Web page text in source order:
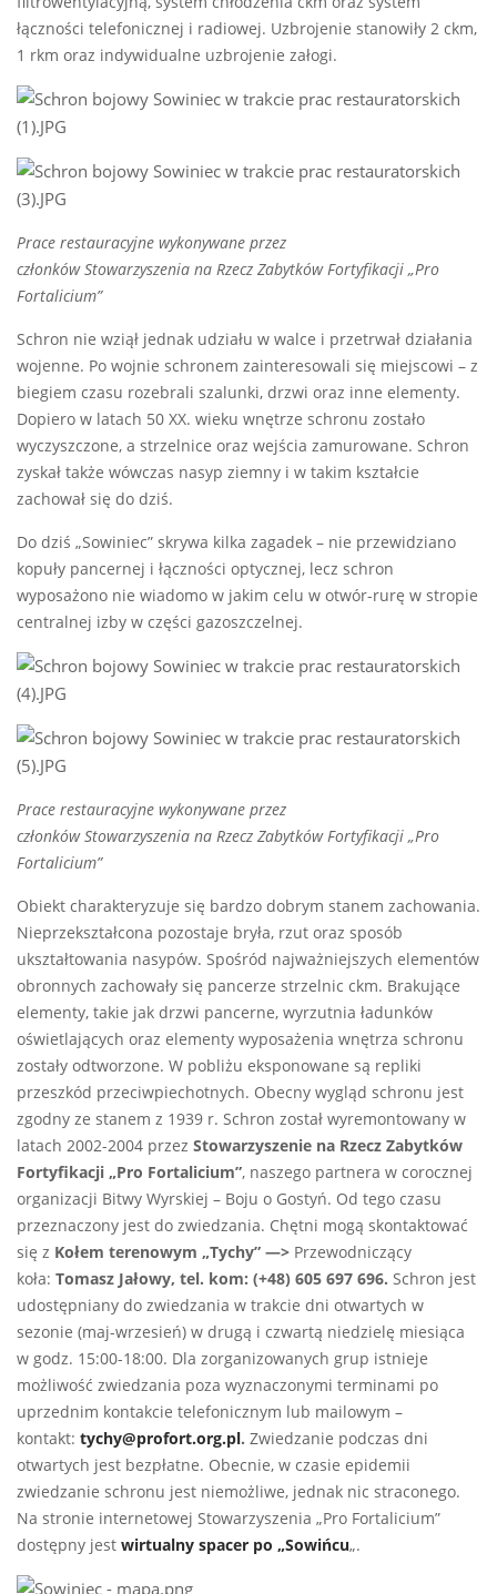
łączności telefonicznej i radiowej. Uzbrojenie stanowiły 2 ckm,
1 rkm oraz indywidualne uzbrojenie załogi.
Prace restauracyjne wykonywane przez
członkówStowarzyszenia na Rzecz Zabytków Fortyfikacji „Pro
Fortalicium”
Schron nie wziął jednak udziału w walce i przetrwał działania
wojenne. Po wojnie schronem zainteresowali się miejscowi – z
biegiem czasu rozebrali szalunki, drzwi oraz inne elementy.
Dopiero w latach 50 XX. wieku wnętrze schronu zostało
wyczyszczone, a strzelnice oraz wejścia zamurowane. Schron
zyskał także wówczas nasyp ziemny i w takim kształcie
zachował się do dziś.
Do dziś „Sowiniec” skrywa kilka zagadek – nie przewidziano
kopuły pancernej i łączności optycznej, lecz schron
wyposażono nie wiadomo w jakim celu w otwór-rurę w stropie
centralnej izby w części gazoszczelnej.
Prace restauracyjne wykonywane przez
członkówStowarzyszenia na Rzecz Zabytków Fortyfikacji „Pro
Fortalicium”
Obiekt charakteryzuje się bardzo dobrym stanem zachowania.
Nieprzekształcona pozostaje bryła, rzut oraz sposób
ukształtowania nasypów. Spośród najważniejszych elementów
obronnych zachowały się pancerze strzelnic ckm. Brakujące
elementy, takie jak drzwi pancerne, wyrzutnia ładunków
oświetlających oraz elementy wyposażenia wnętrza schronu
zostały odtworzone. W pobliżu eksponowane są repliki
przeszkód przeciwpiechotnych. Obecny wygląd schronu jest
zgodny ze stanem z 1939 r. Schron został wyremontowany w
latach 2002-2004 przez Stowarzyszenie na Rzecz Zabytków
Fortyfikacji „Pro Fortalicium”, naszego partnera w corocznej
organizacji Bitwy Wyrskiej – Boju o Gostyń. Od tego czasu
przeznaczony jest do zwiedzania. Chętni mogą skontaktować
się z Kołem terenowym „Tychy” —> Przewodniczący
koła: Tomasz Jałowy, tel. kom: (+48) 605 697 696. Schron jest
udostępniany do zwiedzania w trakcie dni otwartych w
sezonie (maj-wrzesień) w drugą i czwartą niedzielę miesiąca
w godz. 15:00-18:00. Dla zorganizowanych grup istnieje
możliwość zwiedzania poza wyznaczonymi terminami po
uprzednim kontakcie telefonicznym lub mailowym –
kontakt: tychy@profort.org.pl. Zwiedzanie podczas dni
otwartych jest bezpłatne. Obecnie, w czasie epidemii
zwiedzanie schronu jest niemożliwe, jednak nic straconego.
Na stronie internetowej Stowarzyszenia „Pro Fortalicium”
dostępny jest wirtualny spacer po „Sowińcu„.